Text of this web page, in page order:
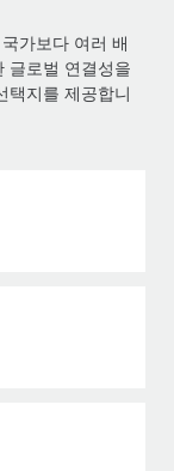
가보다 여러 배
글로벌 연결성을
택지를 제공합니